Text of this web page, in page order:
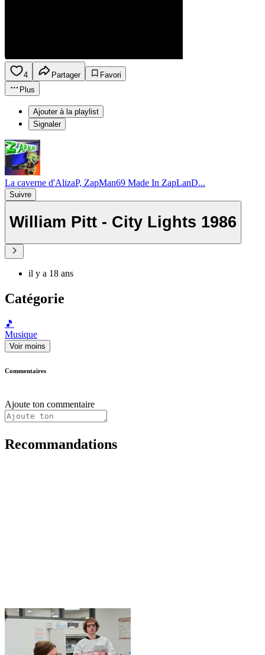
4 Partager
Favori
Plus
Ajouter à la playlist
Signaler
La caverne d'AlizaP, ZapMan69 Made In ZapLanD...
Suivre
William Pitt - City Lights 1986
il y a 18 ans
Catégorie
🎵
Musique
Voir moins
Commentaires
Ajoute ton commentaire
Recommandations